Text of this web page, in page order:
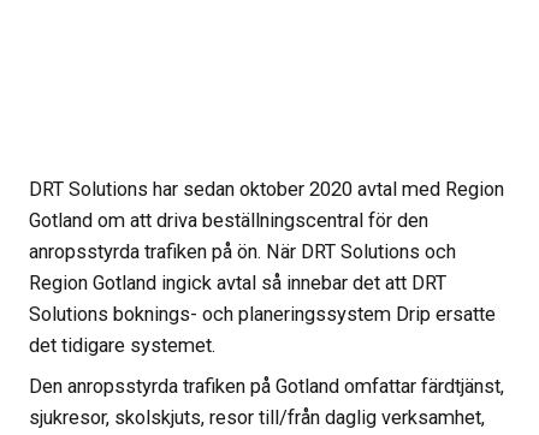
DRT Solutions har sedan oktober 2020 avtal med Region
Gotland om att driva beställningscentral för den
anropsstyrda trafiken på ön. När DRT Solutions och
Region Gotland ingick avtal så innebar det att DRT
Solutions boknings- och planeringssystem Drip ersatte
det tidigare systemet.
Den anropsstyrda trafiken på Gotland omfattar färdtjänst,
sjukresor, skolskjuts, resor till/från daglig verksamhet,